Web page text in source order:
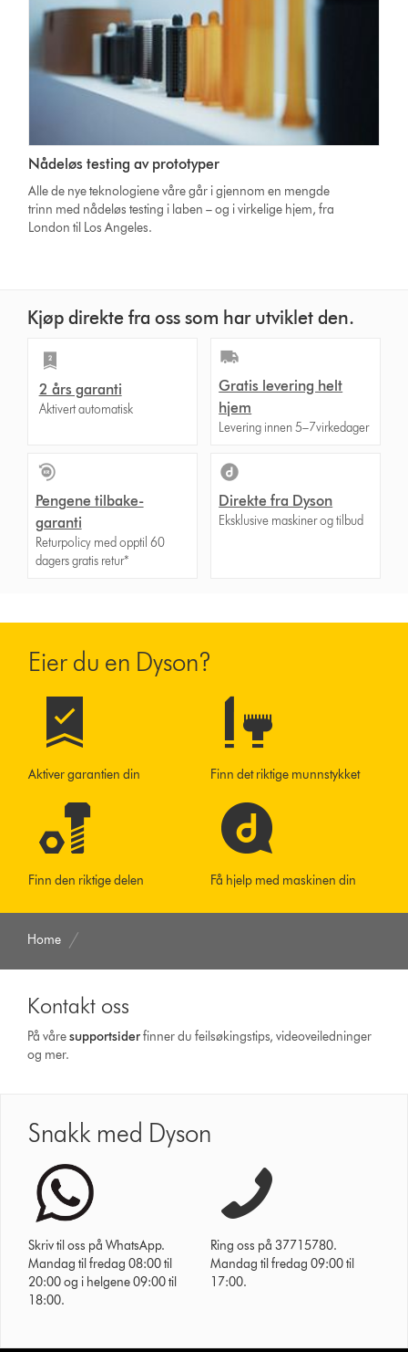
Nådeløs testing av prototyper
Alle de nye teknologiene våre går i gjennom en mengde
trinn med nådeløs testing i laben – og i virkelige hjem, fra
London til Los Angeles.
Kjøp direkte fra oss som har utviklet den.
2 års garanti
Aktivert automatisk
Gratis levering helt
hjem
Levering innen 5–7virkedager
Pengene tilbake-
garanti
Returpolicy med opptil 60
dagers gratis retur*
Direkte fra Dyson
Eksklusive maskiner og tilbud
Eier du en Dyson?
Aktiver garantien din Finn det riktige munnstykket
Finn den riktige delen Få hjelp med maskinen din
Home
Kontakt oss
På våresupportsiderfinner du feilsøkingstips, videoveiledninger
og mer.
Snakk med Dyson
Skriv til oss på WhatsApp.
Mandag til fredag 08:00 til
20:00 og i helgene 09:00 til
18:00.
Ring oss på 37715780.
Mandag til fredag 09:00 til
17:00.